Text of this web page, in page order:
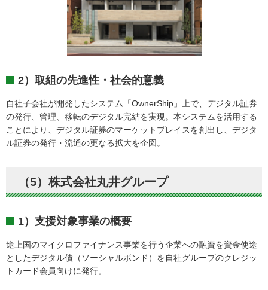
2）取組の先進性・社会的意義
自社子会社が開発したシステム「OwnerShip」上で、デジタル証券
の発行、管理、移転のデジタル完結を実現。本システムを活用する
ことにより、デジタル証券のマーケットプレイスを創出し、デジタ
ル証券の発行・流通の更なる拡大を企図。
（5）株式会社丸井グループ
1）支援対象事業の概要
途上国のマイクロファイナンス事業を行う企業への融資を資金使途
としたデジタル債（ソーシャルボンド）を自社グループのクレジッ
トカード会員向けに発行。